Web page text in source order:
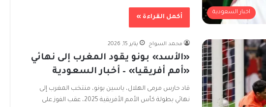
اخبار السعودية
أكمل القراءة »
محمد السواح يناير 15, 2026
«الأسد» بونو يقود المغرب إلى نهائي
«أمم أفريقيا» – أخبار السعودية
قاد حارس مرمى الهلال، ياسين بونو، منتخب المغرب إلى
نهائي بطولة كأس الأمم الأفريقية 2025، عقب الفوز على